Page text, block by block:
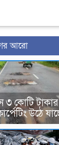
আরো
৩ কোটি টাকার
উঠে